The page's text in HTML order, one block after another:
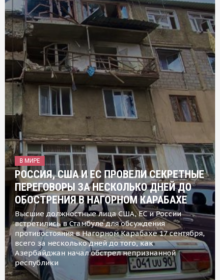
В МИРЕ
РОССИЯ, США И ЕС ПРОВЕЛИ СЕКРЕТНЫЕ
ПЕРЕГОВОРЫ ЗА НЕСКОЛЬКО ДНЕЙ ДО
ОБОСТРЕНИЯ В НАГОРНОМ КАРАБАХЕ
Высшие должностные лица США, ЕС и России
встретились в Стамбуле для обсуждения
противостояния в Нагорном Карабахе 17 сентября,
всего за несколько дней до того, как
Азербайджан начал обстрел непризнанной
республики